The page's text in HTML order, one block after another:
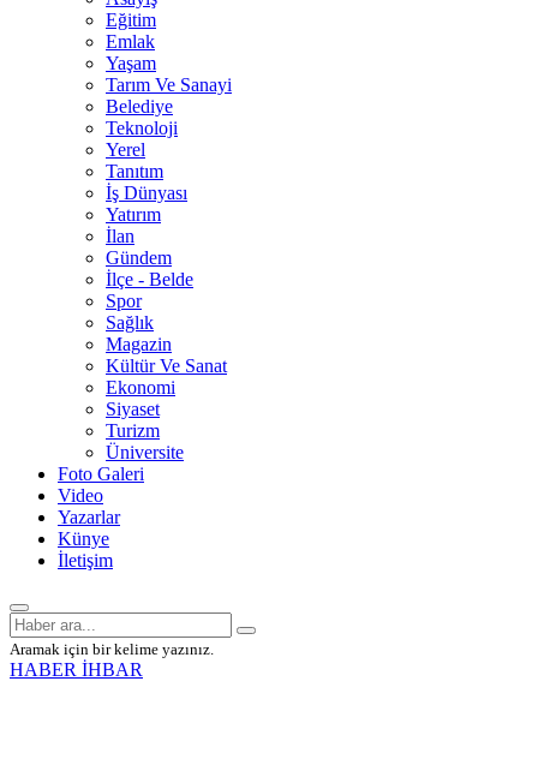
Eğitim
Emlak
Yaşam
Tarım Ve Sanayi
Belediye
Teknoloji
Yerel
Tanıtım
İş Dünyası
Yatırım
İlan
Gündem
İlçe - Belde
Spor
Sağlık
Magazin
Kültür Ve Sanat
Ekonomi
Siyaset
Turizm
Üniversite
Foto Galeri
Video
Yazarlar
Künye
İletişim
Aramak için bir kelime yazınız.
HABER İHBAR